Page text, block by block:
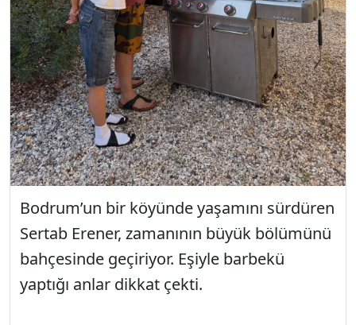
Bodrum’un bir köyünde yaşamını sürdüren
Sertab Erener, zamanının büyük bölümünü
bahçesinde geçiriyor. Eşiyle barbekü
yaptığı anlar dikkat çekti.